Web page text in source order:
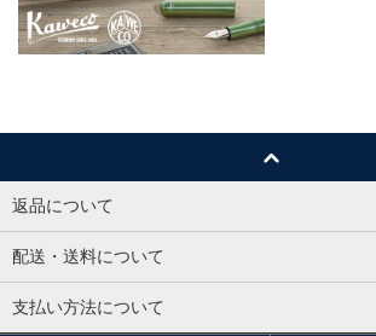
返品について
配送・送料について
支払い方法について